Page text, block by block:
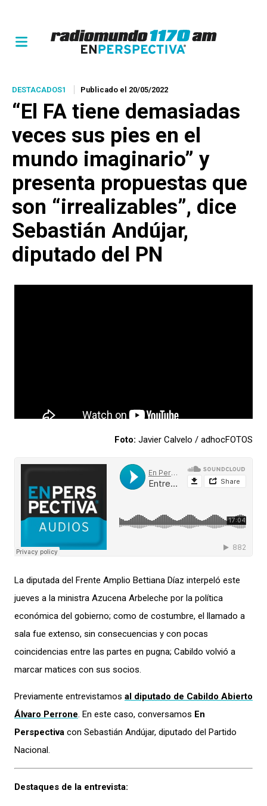
DESTACADOS1 Publicado el 20/05/2022
“El FA tiene demasiadas
veces sus pies en el
mundo imaginario” y
presenta propuestas que
son “irrealizables”, dice
Sebastián Andújar,
diputado del PN
Foto: Javier Calvelo / adhocFOTOS
La diputada del Frente Amplio Bettiana Díaz interpeló este
jueves a la ministra Azucena Arbeleche por la política
económica del gobierno; como de costumbre, el llamado a
sala fue extenso, sin consecuencias y con pocas
coincidencias entre las partes en pugna; Cabildo volvió a
marcar matices con sus socios.
Previamente entrevistamos al diputado de Cabildo Abierto
Álvaro Perrone. En este caso, conversamos En
Perspectiva con Sebastián Andújar, diputado del Partido
Nacional.
Destaques de la entrevista: